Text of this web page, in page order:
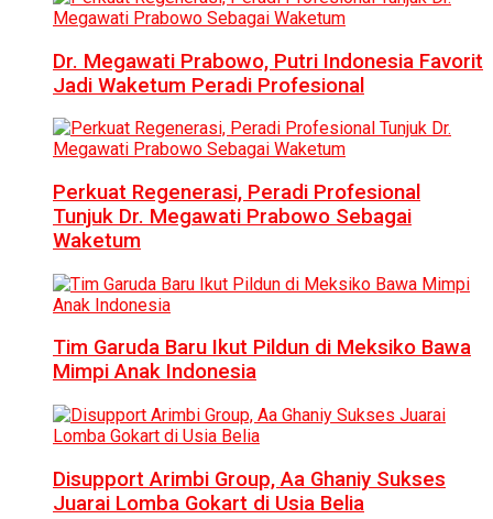
Dr. Megawati Prabowo, Putri Indonesia Favorit
Jadi Waketum Peradi Profesional
Perkuat Regenerasi, Peradi Profesional
Tunjuk Dr. Megawati Prabowo Sebagai
Waketum
Tim Garuda Baru Ikut Pildun di Meksiko Bawa
Mimpi Anak Indonesia
Disupport Arimbi Group, Aa Ghaniy Sukses
Juarai Lomba Gokart di Usia Belia